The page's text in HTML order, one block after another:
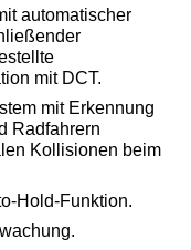
automatischer
mit DCT.
mit Erkennung
Radfahrern
Kollisionen beim
Hold-Funktion.